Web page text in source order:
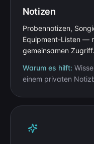
Notizen
Probennotizen,
Equipment-Listen —
gemeinsamen Zugriff.
Warum es hilft:
einem privaten